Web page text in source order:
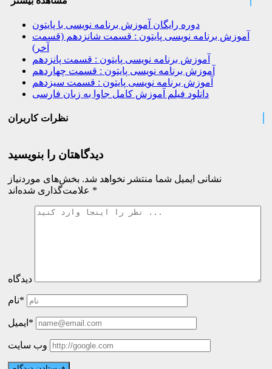
دوره رایگان آموزش برنامه نویسی با پایتون
آموزش برنامه نویسی پایتون : قسمت شانزدهم (قسمت
آخر)
آموزش برنامه نویسی پایتون : قسمت پانزدهم
آموزش برنامه نویسی پایتون : قسمت چهاردهم
آموزش برنامه نویسی پایتون : قسمت سیزدهم
دانلود فیلم آموزش کامل جاوا به زبان فارسی
نظرات کاربران
دیدگاهتان را بنویسید
نشانی ایمیل شما منتشر نخواهد شد. بخش‌های موردنیاز
*
دیدگاه
نام*
ایمیل*
وب سایت